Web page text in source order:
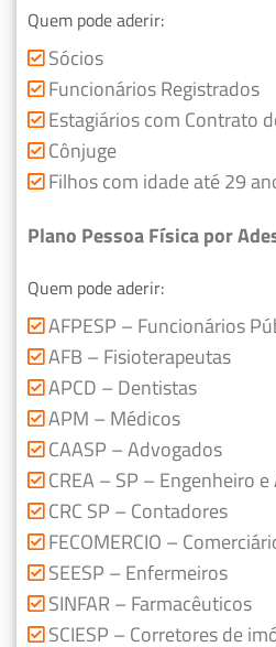
Quem pode aderir:
Sócios
Funcionários Registrados
Estagiários com Contrato
Cônjuge
Filhos com idade até 29
Plano Pessoa Física por
Quem pode aderir:
AFPESP – Funcionários
AFB – Fisioterapeutas
APCD – Dentistas
APM – Médicos
CAASP – Advogados
CREA – SP – Engenheiro
CRC SP – Contadores
FECOMERCIO –
SEESP – Enfermeiros
SINFAR – Farmacêuticos
SCIESP – Corretores de